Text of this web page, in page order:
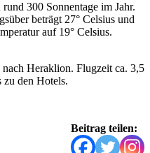
300 Sonnentage im Jahr.
beträgt 27° Celsius und
auf 19° Celsius.
Heraklion. Flugzeit ca. 3,5
zu den Hotels.
Beitrag teilen: